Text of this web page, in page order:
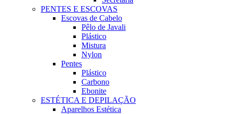
PENTES E ESCOVAS
Escovas de Cabelo
Pêlo de Javali
Plástico
Mistura
Nylon
Pentes
Plástico
Carbono
Ebonite
ESTÉTICA E DEPILAÇÃO
Aparelhos Estética